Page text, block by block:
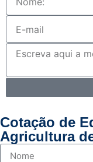
Cotação de
Agricultura